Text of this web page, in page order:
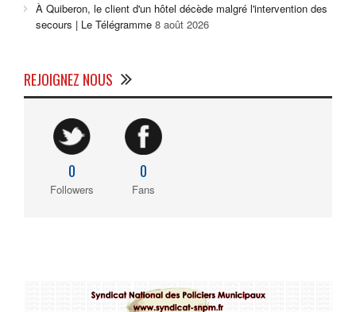
À Quiberon, le client d'un hôtel décède malgré l'intervention des
secours | Le Télégramme 8 août 2026
REJOIGNEZ NOUS
0
Followers
0
Fans